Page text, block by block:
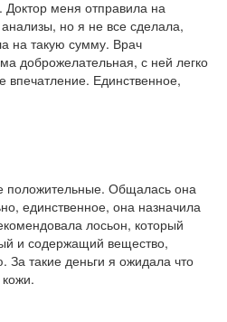
Доктор меня отправила на
но я не все сделала,
на такую сумму. Врач
доброжелательная, с ней легко
впечатление. Единственное,
положительные. Общалась она
единственное, она назначила
лосьон, который
и содержащий вещество,
За такие деньги я ожидала что